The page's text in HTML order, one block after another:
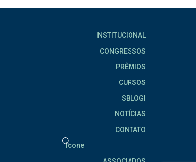
INSTITUCIONAL
CONGRESSOS
PRÊMIOS
CURSOS
SBLOGI
NOTÍCIAS
CONTATO
icone